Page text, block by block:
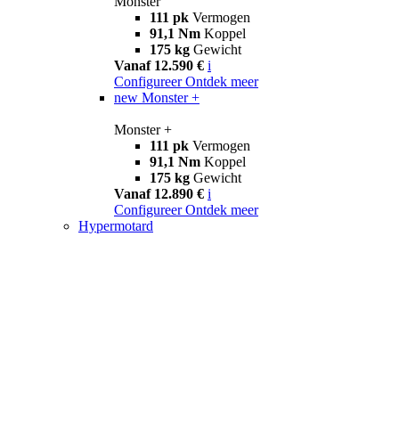
111 pk Vermogen
91,1 Nm Koppel
175 kg Gewicht
Vanaf 12.590 € i
Configureer Ontdek meer
new Monster +
Monster +
111 pk Vermogen
91,1 Nm Koppel
175 kg Gewicht
Vanaf 12.890 € i
Configureer Ontdek meer
Hypermotard